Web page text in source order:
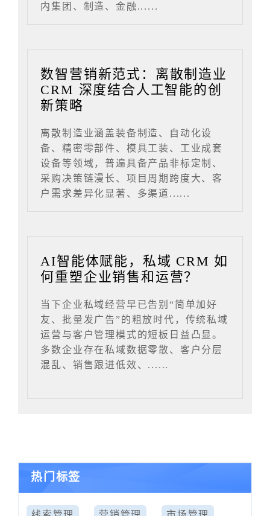
内集团、制造、金融......
数智营销新范式：离散制造业
CRM 深度结合人工智能的创
新策略
离散制造业涵盖装备制造、自动化设
备、精密零部件、模具工装、工业成套
设备等领域，普遍具备产品非标定制、
采购决策链漫长、项目周期跨度大、客
户需求差异化显著、多渠道......
AI智能体赋能，私域 CRM 如
何重塑企业销售和运营？
当下企业私域经营早已告别“简单加好
友、批量发广告”的粗放时代，传统私域
运营与客户管理模式的短板日益凸显。
多数企业存在私域数据零散、客户分层
混乱、销售跟进低效、......
热门标签